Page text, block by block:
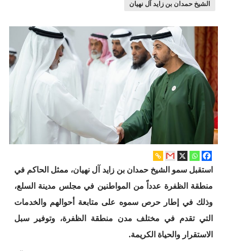
الشيخ حمدان بن زايد آل نهيان
استقبل سمو الشيخ حمدان بن زايد آل نهيان، ممثل الحاكم في
منطقة الظفرة عدداً من المواطنين في مجلس مدينة السلع،
وذلك في إطار حرص سموه على متابعة أحوالهم والخدمات
التي تقدم في مختلف مدن منطقة الظفرة، وتوفير سبل
الاستقرار والحياة الكريمة.